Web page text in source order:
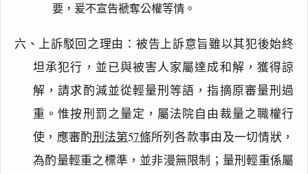
要，爰不宣告褫奪公權等情。
六、上訴駁回之理由：被告上訴意旨雖以其犯後始終
坦承犯行，並已與被害人家屬達成和解，獲得諒
解，請求酌減並從輕量刑等語，指摘原審量刑過
重。惟按刑罰之量定，屬法院自由裁量之職權行
使，應審酌刑法第57條所列各款事由及一切情狀，
為酌量輕重之標準，並非漫無限制；量刑輕重係屬